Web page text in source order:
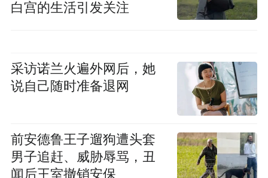
白宫的生活引发关注
采访诺兰火遍外网后，她
说自己随时准备退网
前安德鲁王子遛狗遭头套
男子追赶、威胁辱骂，丑
闻后王室撤销安保